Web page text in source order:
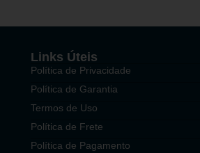
Links Úteis
Política de Privacidade
Política de Garantia
Termos de Uso
Política de Frete
Política de Pagamento